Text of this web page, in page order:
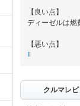
【良い点】
ディーゼルは燃
【悪い点】
II
クルマレ